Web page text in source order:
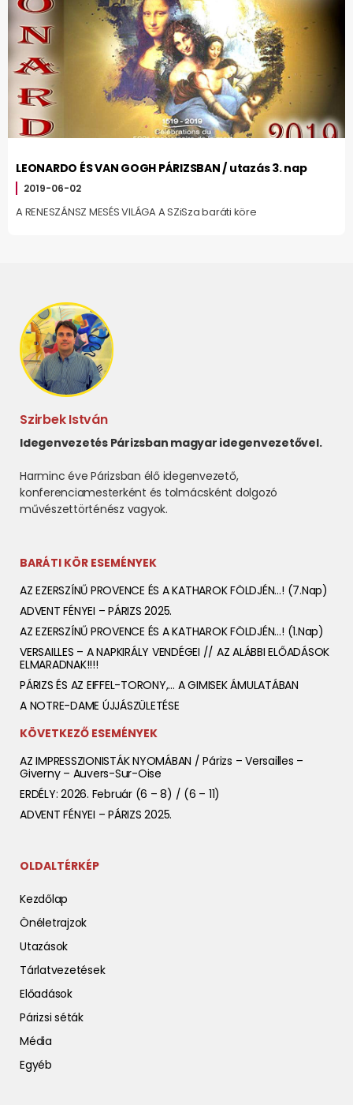
LEONARDO ÉS VAN GOGH PÁRIZSBAN / utazás 3. nap
2019-06-02
A RENESZÁNSZ MESÉS VILÁGA A SZiSza baráti köre
Szirbek István
Idegenvezetés Párizsban magyar idegenvezetővel.
Harminc éve Párizsban élő idegenvezető,
konferenciamesterként és tolmácsként dolgozó
művészettörténész vagyok.
BARÁTI KÖR ESEMÉNYEK
AZ EZERSZÍNŰ PROVENCE ÉS A KATHAROK FÖLDJÉN…! (7.nap)
ADVENT FÉNYEI – PÁRIZS 2025.
AZ EZERSZÍNŰ PROVENCE ÉS A KATHAROK FÖLDJÉN…! (1.nap)
VERSAILLES – A NAPKIRÁLY VENDÉGEI // AZ ALÁBBI ELŐADÁSOK
ELMARADNAK!!!!
PÁRIZS ÉS AZ EIFFEL-TORONY,… A GIMISEK ÁMULATÁBAN
A NOTRE-DAME ÚJJÁSZÜLETÉSE
KÖVETKEZŐ ESEMÉNYEK
AZ IMPRESSZIONISTÁK NYOMÁBAN / Párizs – Versailles –
Giverny – Auvers-Sur-Oise
ERDÉLY: 2026. Február (6 – 8) / (6 – 11)
ADVENT FÉNYEI – PÁRIZS 2025.
OLDALTÉRKÉP
Kezdőlap
Önéletrajzok
Utazások
Tárlatvezetések
Előadások
Párizsi séták
Média
Egyéb